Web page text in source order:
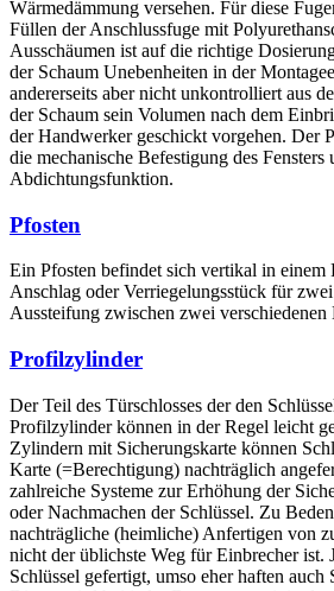
Wärmedämmung versehen. Für diese
Füllen der Anschlussfuge mit
Ausschäumen ist auf die richtige
der Schaum Unebenheiten in der
andererseits aber nicht unkontrolliert aus
der Schaum sein Volumen nach dem
der Handwerker geschickt vorgehen. Der
die mechanische Befestigung des
Abdichtungsfunktion.
Pfosten
Ein Pfosten befindet sich vertikal in einem
Anschlag oder Verriegelungsstück für
Aussteifung zwischen zwei verschiedenen
Profilzylinder
Der Teil des Türschlosses der den
Profilzylinder können in der Regel leicht
Zylindern mit Sicherungskarte können
Karte (=Berechtigung) nachträglich
zahlreiche Systeme zur Erhöhung der
oder Nachmachen der Schlüssel. Zu
nachträgliche (heimliche) Anfertigen von
nicht der üblichste Weg für Einbrecher ist.
Schlüssel gefertigt, umso eher haften auch